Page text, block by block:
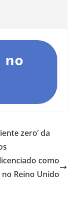
zero’ da
como
Reino Unido